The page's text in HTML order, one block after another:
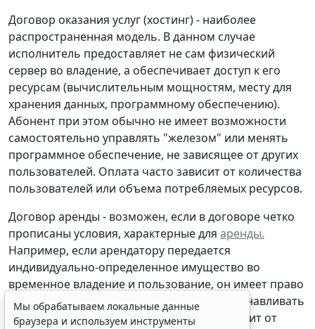
Договор оказания услуг (хостинг) - наиболее
распространенная модель. В данном случае
исполнитель предоставляет не сам физический
сервер во владение, а обеспечивает доступ к его
ресурсам (вычислительным мощностям, месту для
хранения данных, программному обеспечению).
Абонент при этом обычно не имеет возможности
самостоятельно управлять "железом" или менять
программное обеспечение, не зависящее от других
пользователей. Оплата часто зависит от количества
пользователей или объема потребляемых ресурсов.
Договор аренды - возможен, если в договоре четко
прописаны условия, характерные для аренды.
Например, если арендатору передается
индивидуально-определенное имущество во
временное владение и пользование, он имеет право
самостоятельно управлять сервером, устанавливать
свое программное обеспечение и не зависит от
Мы обрабатываем локальные данные
браузера и используем инструменты